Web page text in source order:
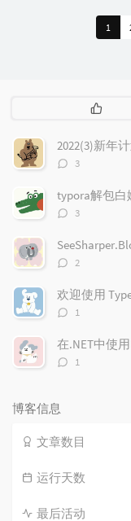
1
文
2022(3)新年
评
数：
3
typora解包白
评
数：
3
评
数：
2
欢迎使用
评
数：
1
在.NET中使
评1
博客信息
文章数目
运行天数
最后活动